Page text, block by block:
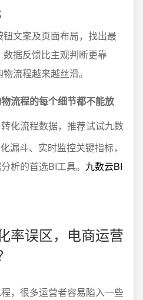
文案及页面布局，找出最
据反馈比主观判断更靠
流程越来越丝滑。
流程的每个细节都不能放
化流程数据，推荐试试九数
斗、实时监控关键指标，
析的首选BI工具。 九数云BI
率误区，电商运营
，很多运营者容易陷入一些